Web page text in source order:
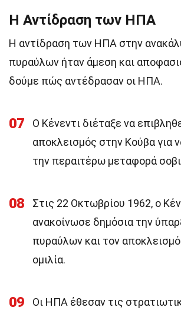
Η Αντίδραση των ΗΠΑ
Η αντίδραση των ΗΠΑ στην
πυραύλων ήταν άμεση και
δούμε πώς αντέδρασαν οι ΗΠΑ.
07
Ο Κένεντι διέταξε να
αποκλεισμός στην Κούβα για
την περαιτέρω μεταφορά
08
Στις 22 Οκτωβρίου 1962, ο
ανακοίνωσε δημόσια την
πυραύλων και τον
ομιλία.
09
Οι ΗΠΑ έθεσαν τις